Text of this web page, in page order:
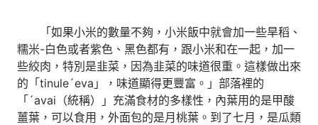
「如果小米的數量不夠，小米飯中就會加一些旱稻、
糯米-白色或者紫色、黑色都有，跟小米和在一起，加一
些絞肉，特別是韭菜，因為韭菜的味道很重。這樣做出來
的「tinule´eva」，味道顯得更豐富。」部落裡的
「´avai（統稱）」充滿食材的多樣性，內葉用的是甲酸
薑葉，可以食用，外面包的是月桃葉。到了七月，是瓜類